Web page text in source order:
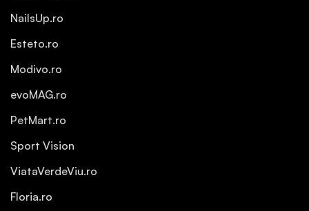
NailsUp.ro
Esteto.ro
Modivo.ro
evoMAG.ro
PetMart.ro
Sport Vision
ViataVerdeViu.ro
Floria.ro